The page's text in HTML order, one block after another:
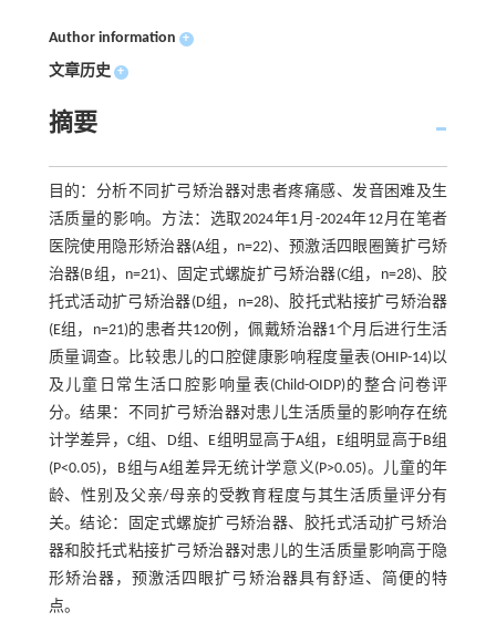
Author information +
文章历史 +
摘要
目的：分析不同扩弓矫治器对患者疼痛感、发音困难及生
活质量的影响。方法：选取2024年1月-2024年12月在笔者
医院使用隐形矫治器(A组，n=22)、预激活四眼圈簧扩弓矫
治器(B组，n=21)、固定式螺旋扩弓矫治器(C组，n=28)、胶
托式活动扩弓矫治器(D组，n=28)、胶托式粘接扩弓矫治器
(E组，n=21)的患者共120例，佩戴矫治器1个月后进行生活
质量调查。比较患儿的口腔健康影响程度量表(OHIP-14)以
及儿童日常生活口腔影响量表(Child-OIDP)的整合问卷评
分。结果：不同扩弓矫治器对患儿生活质量的影响存在统
计学差异，C组、D组、E组明显高于A组，E组明显高于B组
(P<0.05)，B组与A组差异无统计学意义(P>0.05)。儿童的年
龄、性别及父亲/母亲的受教育程度与其生活质量评分有
关。结论：固定式螺旋扩弓矫治器、胶托式活动扩弓矫治
器和胶托式粘接扩弓矫治器对患儿的生活质量影响高于隐
形矫治器，预激活四眼扩弓矫治器具有舒适、简便的特
点。